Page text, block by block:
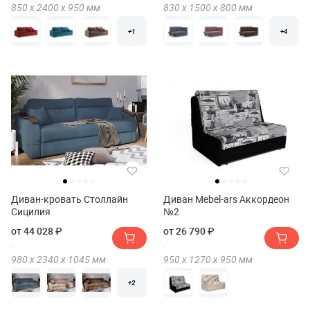
850 х2400 х 950 мм
+1
830 х 1500 х800 мм
+4
Диван-кровать Столлайн
Сицилия
от 44 028 ₽
980 х2340 х 1045мм
+2
Диван Mebel-ars Аккордеон
№2
от 26 790 ₽
950 х 1270 х 950 мм